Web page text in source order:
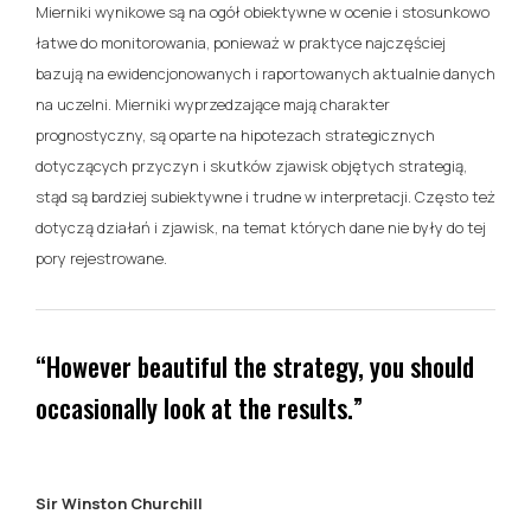
Mierniki wynikowe są na ogół obiektywne w ocenie i stosunkowo
łatwe do monitorowania, ponieważ w praktyce najczęściej
bazują na ewidencjonowanych i raportowanych aktualnie danych
na uczelni. Mierniki wyprzedzające mają charakter
prognostyczny, są oparte na hipotezach strategicznych
dotyczących przyczyn i skutków zjawisk objętych strategią,
stąd są bardziej subiektywne i trudne w interpretacji. Często też
dotyczą działań i zjawisk, na temat których dane nie były do tej
pory rejestrowane.
“However beautiful the strategy, you should
occasionally look at the results.”
Sir Winston Churchill